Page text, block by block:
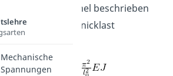
Knickformel beschrieben
kann auch als Knicklast
Mechanische
Spannungen